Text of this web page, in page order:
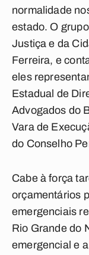
normalidade
estado. O
Justiça e da
Ferreira, e
eles
Estadual de
Advogados do
Vara de
do Conselho
Cabe à força
orçamentários
emergenciais
Rio Grande do
emergencial e